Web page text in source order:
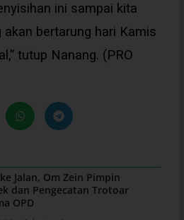
ini sampai kita
bertarung hari Kamis
tutup Nanang. (PRO
Jalan, Om Zein Pimpin
dan Pengecatan Trotoar
OPD